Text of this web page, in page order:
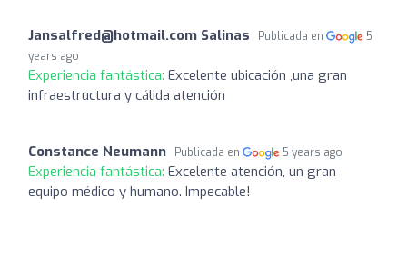
Jansalfred@hotmail.com Salinas Publicada en
5
years ago
Experiencia fantástica: Excelente ubicación ,una gran
infraestructura y cálida atención
Constance Neumann Publicada en 5 years ago
Experiencia fantástica: Excelente atención, un gran
equipo médico y humano. Impecable!